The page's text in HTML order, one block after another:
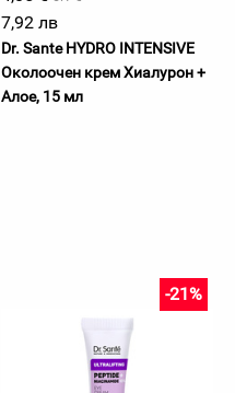
7,92 лв
Dr. Sante HYDRO INTENSIVE
Околоочен крем Хиалурон +
Алое, 15 мл
-21%